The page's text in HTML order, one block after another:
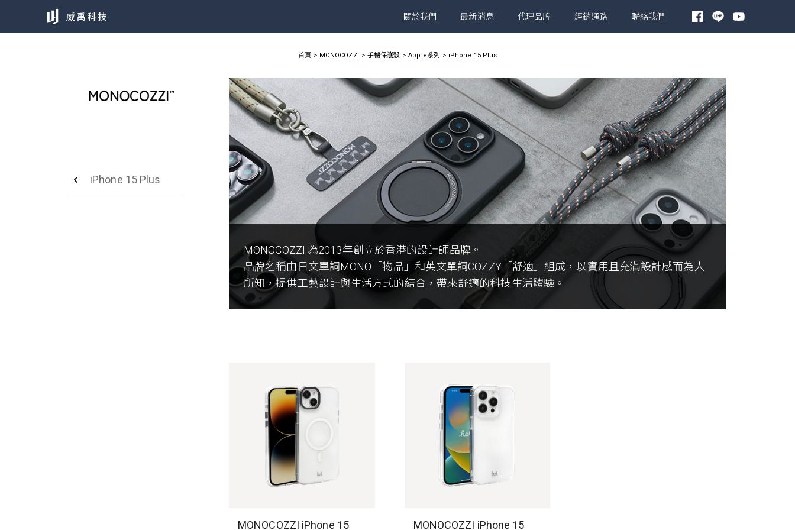
關於我們 最新消息 代理品牌 經銷通路 聯絡我們
首頁 MONOCOZZI 手機保護殼 Apple系列 iPhone 15 Plus
iPhone 15 Plus
MONOCOZZI 為2013年創立於香港的設計師品牌。
品牌名稱由日文單詞MONO「物品」和英文單詞COZZY「舒適」組成，以實用且充滿設計感而為人
所知，提供工藝設計與生活方式的結合，帶來舒適的科技生活體驗。
MONOCOZZI iPhone 15
MONOCOZZI iPhone 15